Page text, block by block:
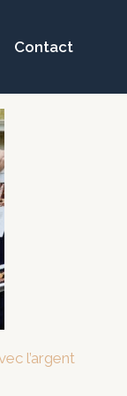
Contact
l’argent